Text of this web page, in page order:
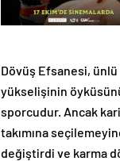
Dövüş Efsanesi, ünlü
yükselişinin
sporcudur. Ancak
takımına
değiştirdi ve karma